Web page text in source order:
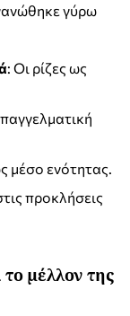
γύρω
: Οι ρίζες ως
μέσο ενότητας.
προκλήσεις
μέλλον της